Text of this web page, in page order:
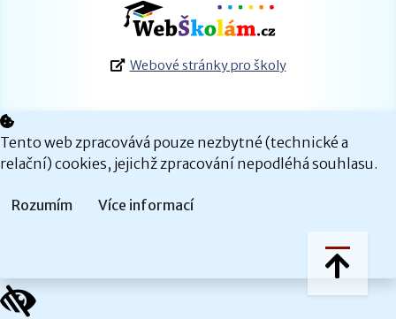
Webové stránky pro školy
Tento web zpracovává pouze nezbytné (technické a
relační) cookies, jejichž zpracování nepodléhá souhlasu.
Rozumím Více informací